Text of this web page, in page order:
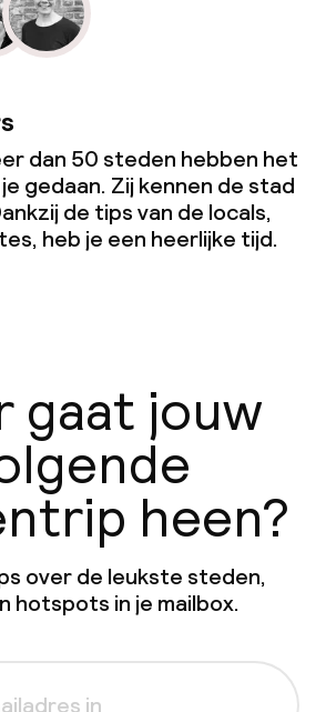
dan 50 steden hebben het
gedaan. Zij kennen de stad
de tips van de locals,
heb je een heerlijke tijd.
gaat jouw
heen?
over de leukste steden,
hotspots in je mailbox.